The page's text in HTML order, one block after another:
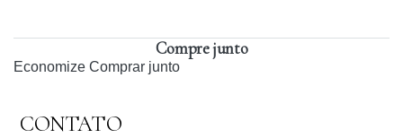
Compre junto
Economize Comprar junto
CONTATO